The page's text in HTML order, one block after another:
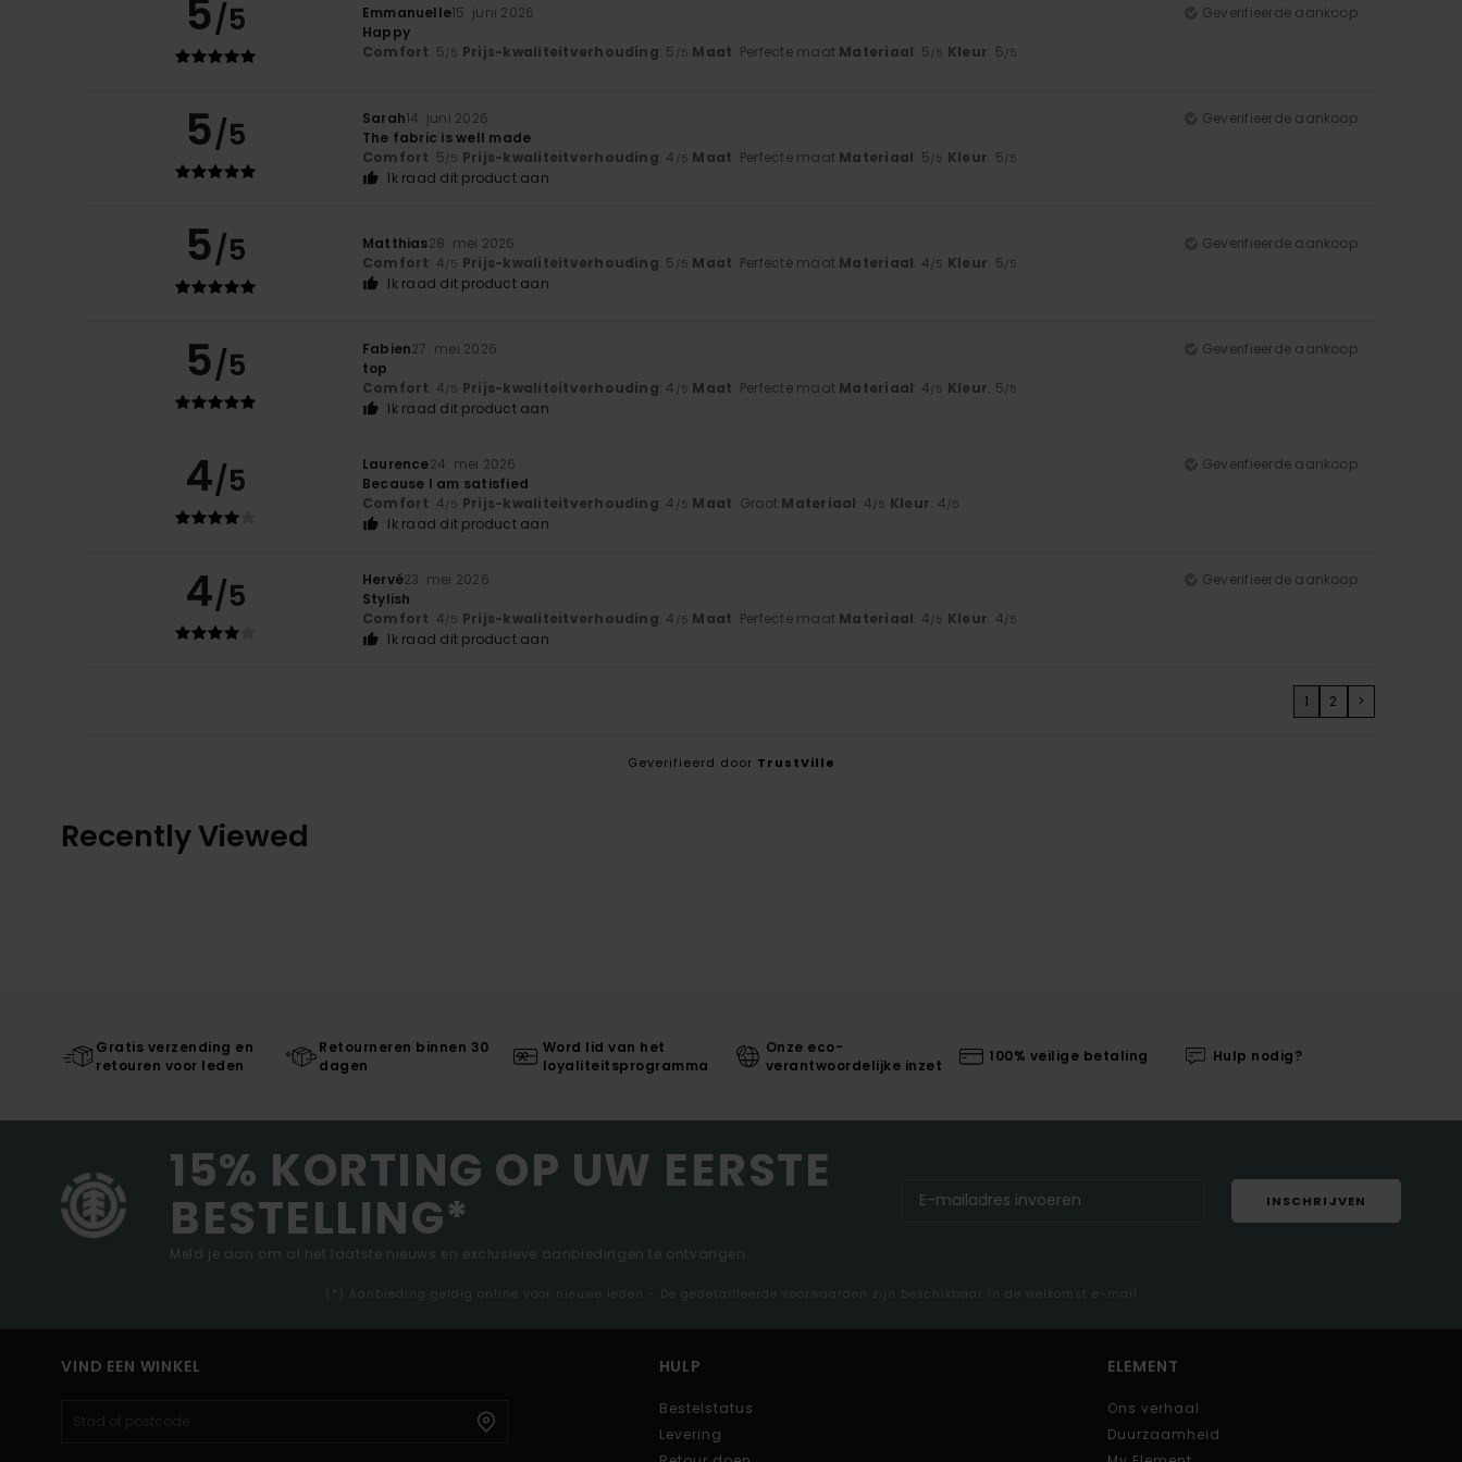
5/5 Emmanuelle15. juni 2026
Geverifieerde aankoop
Happy
Comfort: 5/5 Prijs-kwaliteitverhouding: 5 /5 Maat: Perfecte maat Materiaal: 5/5 Kleur: 5/5
5/5 Sarah14. juni 2026
Geverifieerde aankoop
The fabric is well made
Comfort: 5/5 Prijs-kwaliteitverhouding: 4 /5 Maat: Perfecte maat Materiaal: 5/5 Kleur: 5/5
Ik raad dit product aan
5/5 Matthias28. mei 2026
Geverifieerde aankoop
Comfort: 4/5 Prijs-kwaliteitverhouding: 5 /5 Maat: Perfecte maat Materiaal: 4/5 Kleur: 5/5
Ik raad dit product aan
5/5 Fabien27. mei 2026
Geverifieerde aankoop
top
Comfort: 4/5 Prijs-kwaliteitverhouding: 4 /5 Maat: Perfecte maat Materiaal: 4/5 Kleur: 5/5
Ik raad dit product aan
4/5 Laurence24. mei 2026
Geverifieerde aankoop
Because I am satisfied
Comfort: 4/5 Prijs-kwaliteitverhouding: 4 /5 Maat: Groot Materiaal: 4/5 Kleur: 4/5
Ik raad dit product aan
4/5 Hervé23. mei 2026
Geverifieerde aankoop
Stylish
Comfort: 4/5 Prijs-kwaliteitverhouding: 4 /5 Maat: Perfecte maat Materiaal: 4/5 Kleur: 4/5
Ik raad dit product aan
1 2 >
Geverifieerd door TrustVille
Recently Viewed
Gratis verzending en
retouren voor leden
Retourneren binnen 30
dagen
Word lid van het
loyaliteitsprogramma
Onze eco-
verantwoordelijke inzet
100% veilige betaling Hulp nodig?
15% KORTING OP UW EERSTE
BESTELLING*
Meld je aan om al het laatste nieuws en exclusieve aanbiedingen te ontvangen.
INSCHRIJVEN
(*) Aanbieding geldig online voor nieuwe leden - De gedetailleerde voorwaarden zijn beschikbaar in de welkomst e-mail
VIND EEN WINKEL HULP
Bestelstatus
Levering
ELEMENT
Ons verhaal
Duurzaamheid